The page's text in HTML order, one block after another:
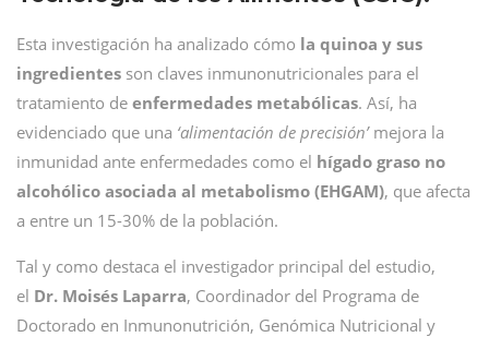
Esta investigación ha analizado cómo la quinoa y sus
ingredientes son claves inmunonutricionales para el
tratamiento de enfermedades metabólicas. Así, ha
evidenciado que una ‘alimentación de precisión’ mejora la
inmunidad ante enfermedades como el hígado graso no
alcohólico asociada al metabolismo (EHGAM), que afecta
a entre un 15-30% de la población.
Tal y como destaca el investigador principal del estudio,
el Dr. Moisés Laparra, Coordinador del Programa de
Doctorado en Inmunonutrición, Genómica Nutricional y